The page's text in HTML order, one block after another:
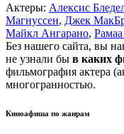
Актеры: Алексис
Магнуссен, Джек
Майкл Ангарано,
Без нашего сайта, вы
не узнали бы в каких
фильмография актера
многогранностью.
Киноафиша по жанрам